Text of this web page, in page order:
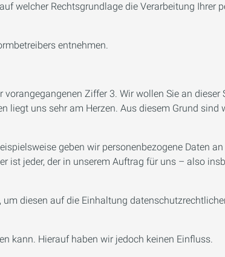
welcher Rechtsgrundlage die Verarbeitung Ihrer
entnehmen.
Ziffer 3. Wir wollen Sie an dieser
liegt uns sehr am Herzen. Aus diesem Grund sind
geben wir personenbezogene Daten
ist jeder, der in unserem Auftrag für uns – also
diesen auf die Einhaltung
kann. Hierauf haben wir jedoch keinen Einfluss.